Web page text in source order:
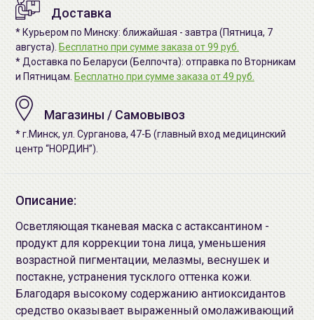
Доставка
* Курьером по Минску: ближайшая - завтра (Пятница, 7
августа). Бесплатно при сумме заказа от 99 руб.
* Доставка по Беларуси (Белпочта): отправка по Вторникам
и Пятницам. Бесплатно при сумме заказа от 49 руб.
Магазины / Самовывоз
* г.Минск, ул. Сурганова, 47-Б (главный вход медицинский
центр “НОРДИН”).
Описание:
Осветляющая тканевая маска с астаксантином -
продукт для коррекции тона лица, уменьшения
возрастной пигментации, мелазмы, веснушек и
постакне, устранения тусклого оттенка кожи.
Благодаря высокому содержанию антиоксидантов
средство оказывает выраженный омолаживающий